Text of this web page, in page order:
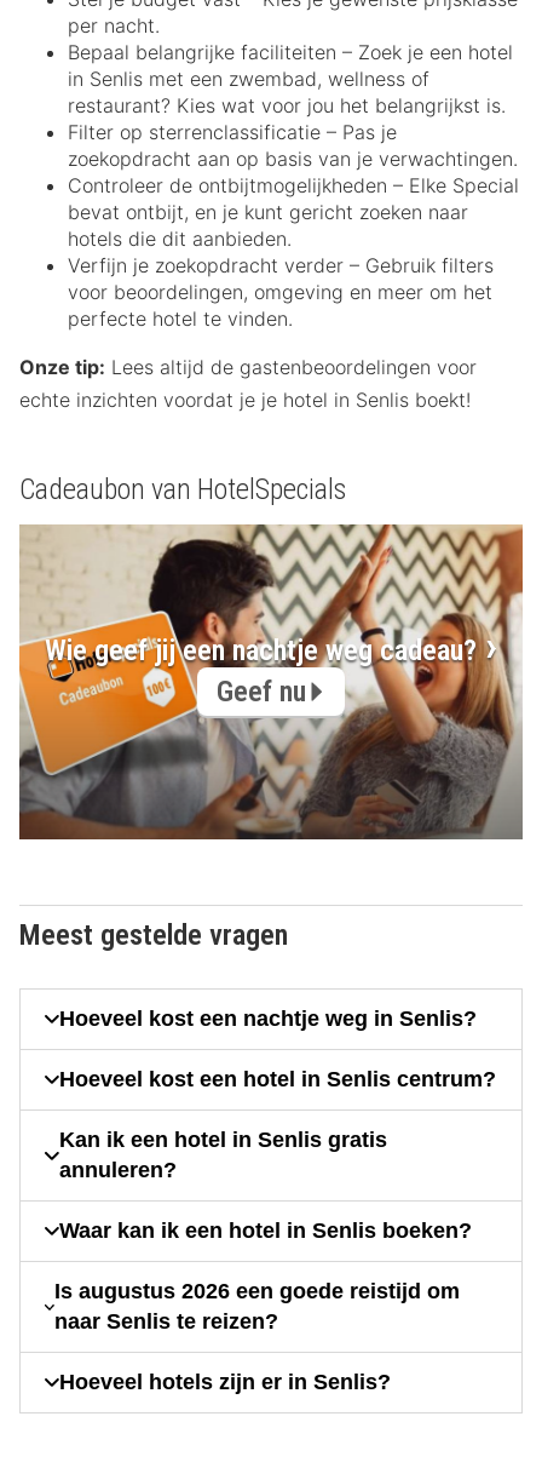
per nacht.
Bepaal belangrijke faciliteiten – Zoek je een hotel
in Senlis met een zwembad, wellness of
restaurant? Kies wat voor jou het belangrijkst is.
Filter op sterrenclassificatie – Pas je
zoekopdracht aan op basis van je verwachtingen.
Controleer de ontbijtmogelijkheden – Elke Special
bevat ontbijt, en je kunt gericht zoeken naar
hotels die dit aanbieden.
Verfijn je zoekopdracht verder – Gebruik filters
voor beoordelingen, omgeving en meer om het
perfecte hotel te vinden.
Onze tip: Lees altijd de gastenbeoordelingen voor
echte inzichten voordat je je hotel in Senlis boekt!
Cadeaubon van HotelSpecials
Wie geef jij een nachtje weg cadeau?
Geef nu
Meest gestelde vragen
Hoeveel kost een nachtje weg in Senlis?
Hoeveel kost een hotel in Senlis centrum?
Kan ik een hotel in Senlis gratis
annuleren?
Waar kan ik een hotel in Senlis boeken?
Is augustus 2026 een goede reistijd om
naar Senlis te reizen?
Hoeveel hotels zijn er in Senlis?